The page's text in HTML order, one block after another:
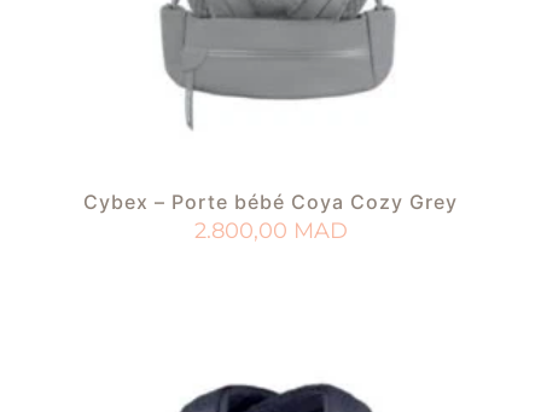
Cybex – Porte bébé Coya Cozy Grey
2.800,00 MAD